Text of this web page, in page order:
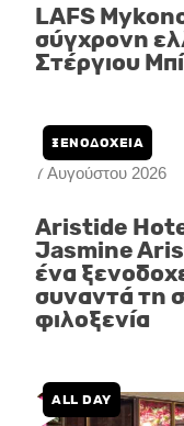
LAFS
σύγχρονη
Στέργιου
7 Αυγούστου 2026
ΞΕΝΟΔΟΧΕΙΑ
Aristide
Jasmine
ένα
συναντά τη
φιλοξενία
ALL DAY